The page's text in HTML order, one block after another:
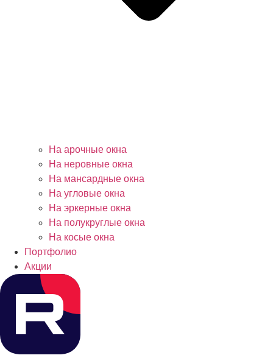
На арочные окна
На неровные окна
На мансардные окна
На угловые окна
На эркерные окна
На полукруглые окна
На косые окна
Портфолио
Акции